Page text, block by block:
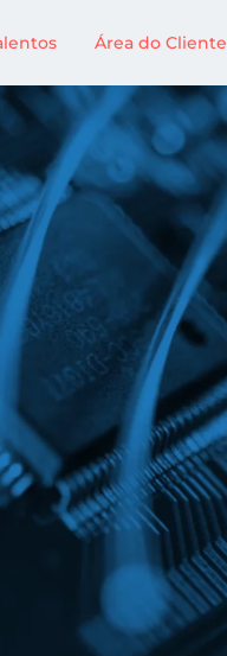
Área do Cliente